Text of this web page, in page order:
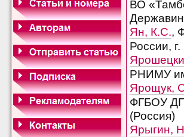
ВО
Ян, К.С.,
России,
РНИМУ
Ярощук,
ФГБОУ
(Россия)
Ярыгин,